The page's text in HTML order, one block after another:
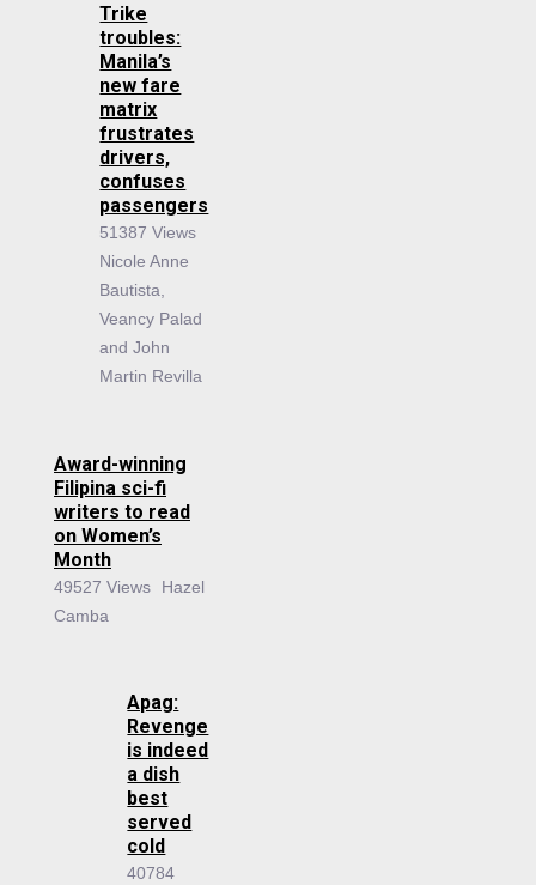
Trike
troubles:
Manila’s
new fare
matrix
frustrates
drivers,
confuses
passengers
51387 Views
Nicole Anne
Bautista,
Veancy Palad
and John
Martin Revilla
Award-winning
Filipina sci-fi
writers to read
on Women’s
Month
49527 Views
Hazel
Camba
Apag:
Revenge
is indeed
a dish
best
served
cold
40784